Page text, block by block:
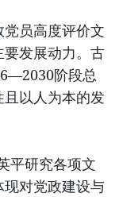
员高度评价文
发展动力。古
阶段总
以人为本的发
平研究各项文
对党政建设与